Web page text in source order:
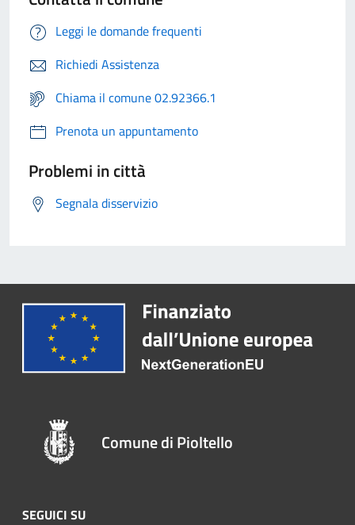
Leggi le domande frequenti
Richiedi Assistenza
Chiama il comune 02.92366.1
Prenota un appuntamento
Problemi in città
Segnala disservizio
Comune di Pioltello
SEGUICI SU